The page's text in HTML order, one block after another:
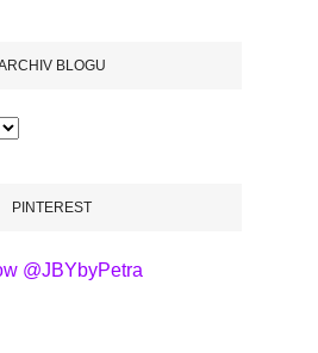
BLOGU
PINTEREST
@JBYbyPetra